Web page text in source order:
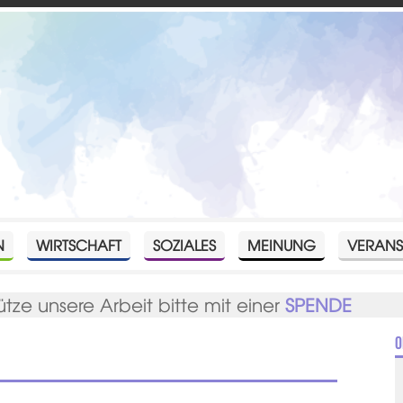
WIRTSCHAFT SOZIALES MEINUNG
unsere Arbeit bitte mit einerSPENDE